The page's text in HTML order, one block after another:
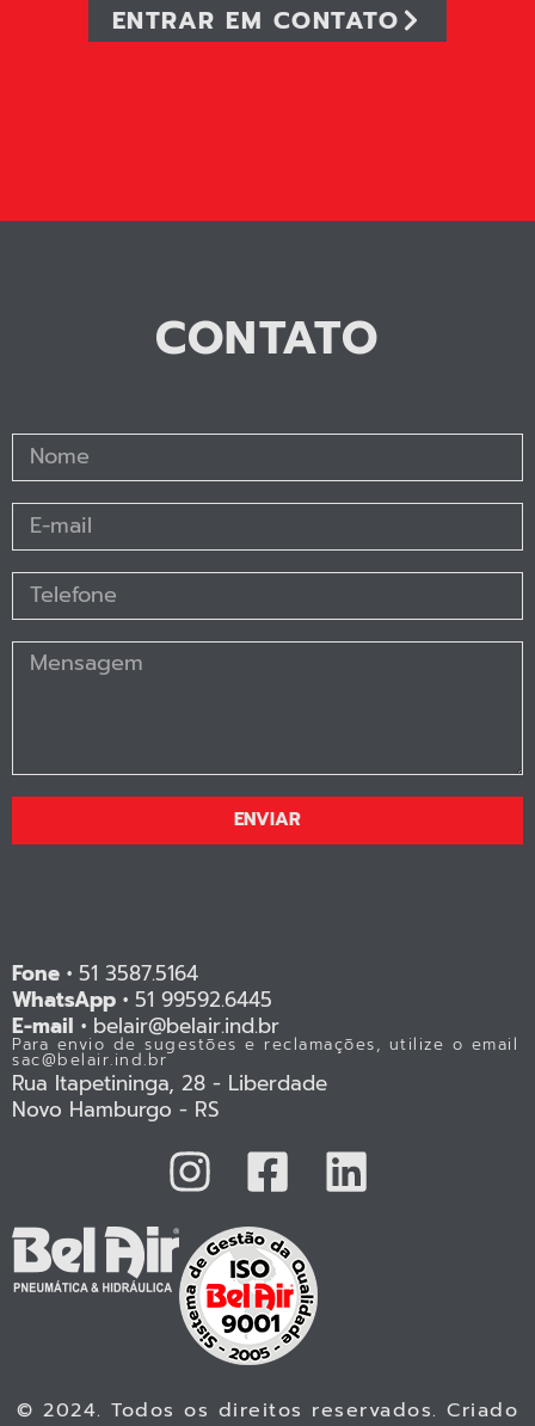
ENTRAR EM CONTATO
CONTATO
ENVIAR
Fone • 51 3587.5164
WhatsApp • 51 99592.6445
E-mail • belair@belair.ind.br
Para envio de sugestões e reclamações, utilize o email
sac@belair.ind.br
Rua Itapetininga, 28 - Liberdade
Novo Hamburgo - RS
© 2024. Todos os direitos reservados. Criado